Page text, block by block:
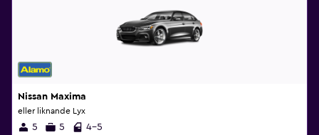
Nissan Maxima
eller liknande Lyx
5 5 4-5